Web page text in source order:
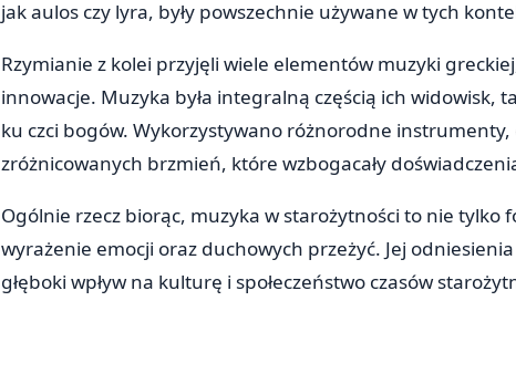
jak aulos czy lyra, były powszechnie używane w tych
Rzymianie z kolei przyjęli wiele elementów muzyki
innowacje. Muzyka była integralną częścią ich widowisk,
ku czci bogów. Wykorzystywano różnorodne
zróżnicowanych brzmień, które wzbogacały
Ogólnie rzecz biorąc, muzyka w starożytności to nie tylko
wyrażenie emocji oraz duchowych przeżyć. Jej
głęboki wpływ na kulturę i społeczeństwo czasów